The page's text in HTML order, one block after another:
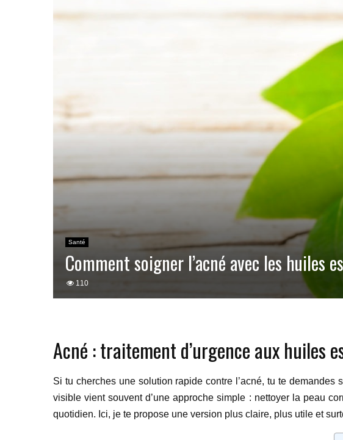
Santé
Comment soigner l’acné avec les huiles
110
Acné : traitement d’urgence aux huiles
Si tu cherches une solution rapide contre l’acné, tu te
visible vient souvent d’une approche simple : nettoyer la peau
quotidien. Ici, je te propose une version plus claire, plus utile et